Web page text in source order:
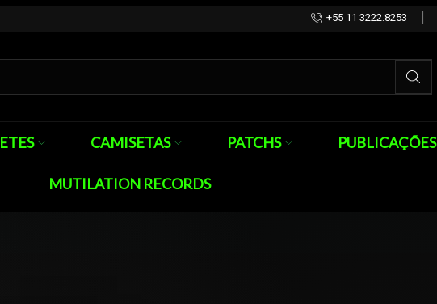
+55 11 3222.8253
CAMISETAS PATCHS PUBLICAÇÕES
MUTILATION RECORDS